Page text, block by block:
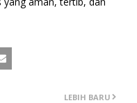
LEBIH BARU